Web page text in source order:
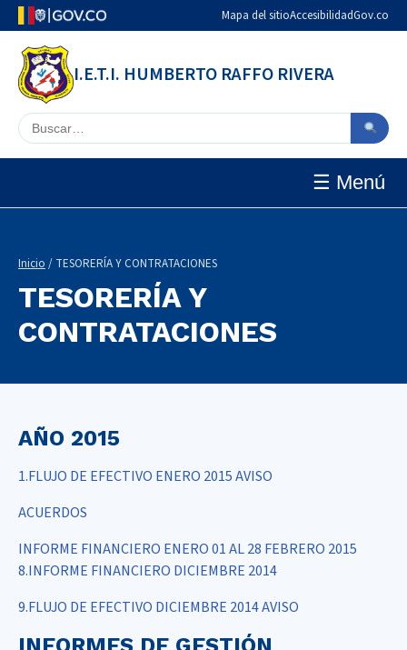
Mapa del sitioAccesibilidadGov.co
I.E.T.I. HUMBERTO RAFFO RIVERA
Buscar en el sitio
☰ Menú
Inicio / TESORERÍA Y CONTRATACIONES
TESORERÍA Y
CONTRATACIONES
AÑO 2015
1.FLUJO DE EFECTIVO ENERO 2015 AVISO
ACUERDOS
INFORME FINANCIERO ENERO 01 AL 28 FEBRERO 2015
8.INFORME FINANCIERO DICIEMBRE 2014
9.FLUJO DE EFECTIVO DICIEMBRE 2014 AVISO